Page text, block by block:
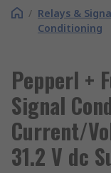
/ Relays &
Conditioning
Pepperl +
Signal
Current/
31.2 V dc